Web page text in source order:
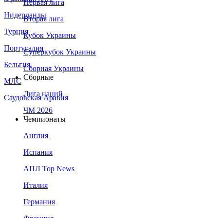
Нидерланды
Турция
Португалия
Бельгия
МЛС
Саудовская Аравия
Первая лига
Вторая лига
Кубок Украины
Суперкубок Украины
Сборная Украины
Сборные
Лига наций
ЧМ 2026
Чемпионаты
Англия
Испания
АПЛ Top News
Италия
Германия